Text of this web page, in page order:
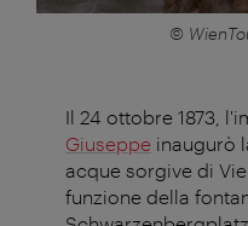
©
Il 24 ottobre 1873,
Giuseppe inaugurò
acque sorgive di
funzione della